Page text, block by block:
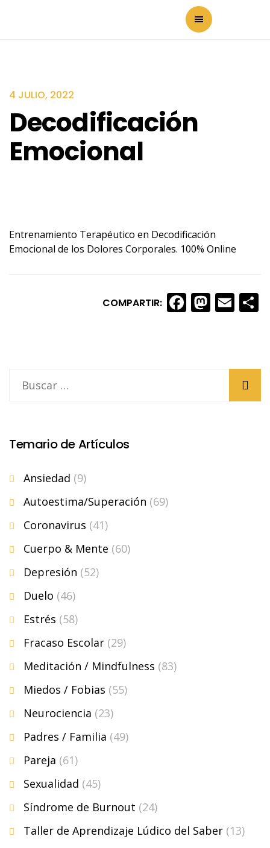
4 JULIO, 2022
Decodificación
Emocional
Entrenamiento Terapéutico en Decodificación
Emocional de los Dolores Corporales. 100% Online
COMPARTIR:
Temario de Artículos
Ansiedad (9)
Autoestima/Superación (69)
Coronavirus (41)
Cuerpo & Mente (60)
Depresión (52)
Duelo (46)
Estrés (58)
Fracaso Escolar (29)
Meditación / Mindfulness (83)
Miedos / Fobias (55)
Neurociencia (23)
Padres / Familia (49)
Pareja (61)
Sexualidad (45)
Síndrome de Burnout (24)
Taller de Aprendizaje Lúdico del Saber (13)